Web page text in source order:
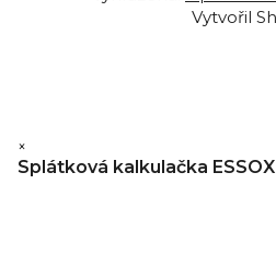
Vytvořil
×
Splátková kalkulačka ESSOX